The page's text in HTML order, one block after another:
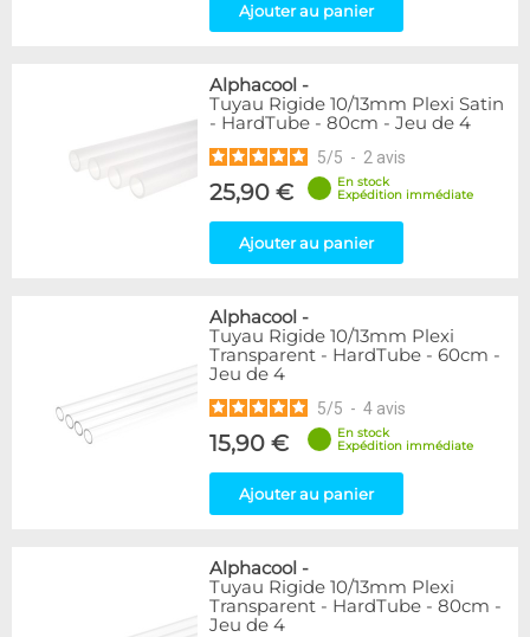
Ajouter au panier
Alphacool -
Tuyau Rigide 10/13mm Plexi Satin
- HardTube - 80cm - Jeu de 4
5/5 - 2 avis
25,90 €
En stock
Expédition immédiate
Ajouter au panier
Alphacool -
Tuyau Rigide 10/13mm Plexi
Transparent - HardTube - 60cm -
Jeu de 4
5/5 - 4 avis
15,90 €
En stock
Expédition immédiate
Ajouter au panier
Alphacool -
Tuyau Rigide 10/13mm Plexi
Transparent - HardTube - 80cm -
Jeu de 4